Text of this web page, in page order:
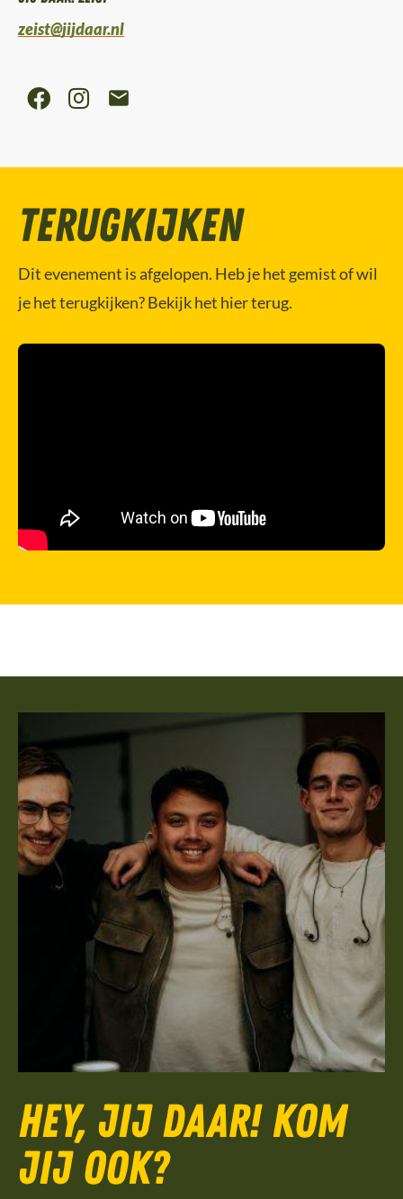
zeist@jijdaar.nl
Terugkijken
Dit evenement is afgelopen. Heb je het gemist of wil
je het terugkijken? Bekijk het hier terug.
Hey, jij daar! Kom
jij ook?